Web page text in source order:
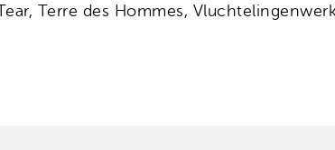
Terre des Hommes,